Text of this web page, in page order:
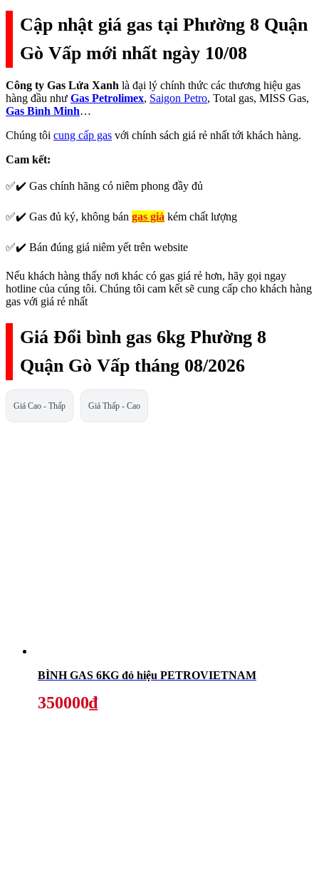
Cập nhật giá gas tại Phường 8 Quận
Gò Vấp mới nhất ngày 10/08
Công ty Gas Lửa Xanh là đại lý chính thức các thương hiệu gas
hàng đầu như Gas Petrolimex, Saigon Petro, Total gas, MISS Gas,
Gas Bình Minh…
Chúng tôi cung cấp gas với chính sách giá rẻ nhất tới khách hàng.
Cam kết:
✅✔️ Gas chính hãng có niêm phong đầy đủ
✅✔️ Gas đủ ký, không bán gas giả kém chất lượng
✅✔️ Bán đúng giá niêm yết trên website
Nếu khách hàng thấy nơi khác có gas giá rẻ hơn, hãy gọi ngay
hotline của cúng tôi. Chúng tôi cam kết sẽ cung cấp cho khách hàng
gas với giá rẻ nhất
Giá Đổi bình gas 6kg Phường 8
Quận Gò Vấp tháng 08/2026
Giá Cao - Thấp Giá Thấp - Cao
BÌNH GAS 6KG đỏ hiệu PETROVIETNAM
350000₫